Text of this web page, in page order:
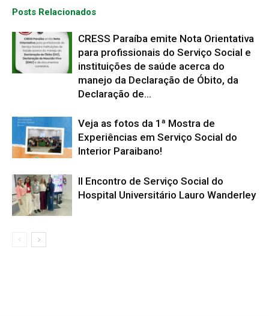
Posts Relacionados
CRESS Paraíba emite Nota Orientativa
para profissionais do Serviço Social e
instituições de saúde acerca do
manejo da Declaração de Óbito, da
Declaração de...
Veja as fotos da 1ª Mostra de
Experiências em Serviço Social do
Interior Paraibano!
II Encontro de Serviço Social do
Hospital Universitário Lauro Wanderley